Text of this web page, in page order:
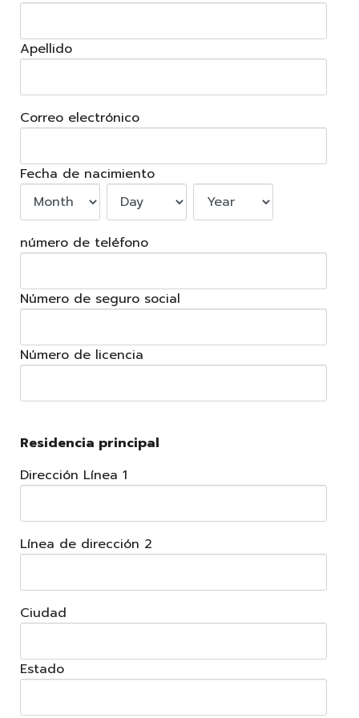
Apellido
Correo electrónico
Fecha de nacimiento
número de teléfono
Número de seguro social
Número de licencia
Residencia principal
Dirección Línea 1
Línea de dirección 2
Ciudad
Estado